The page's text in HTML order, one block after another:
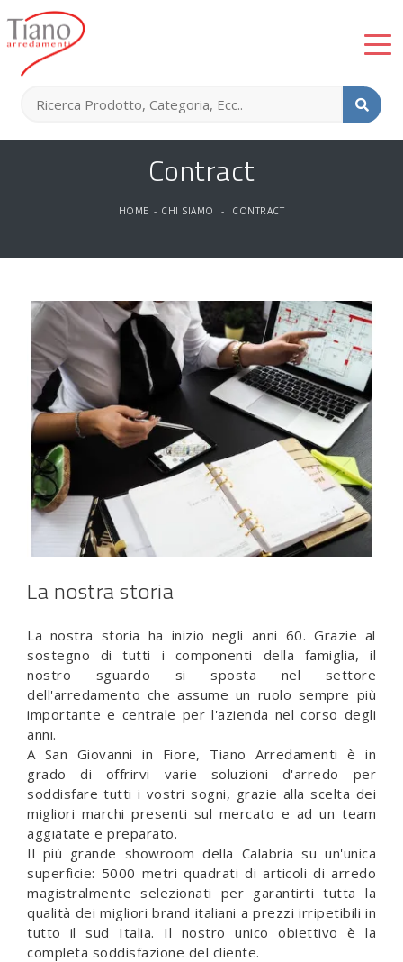
Contract
HOME - CHI SIAMO - CONTRACT
La nostra storia
La nostra storia ha inizio negli anni 60. Grazie al
sostegno di tutti i componenti della famiglia, il
nostro sguardo si sposta nel settore
dell'arredamento che assume un ruolo sempre più
importante e centrale per l'azienda nel corso degli
anni.
A San Giovanni in Fiore, Tiano Arredamenti è in
grado di offrirvi varie soluzioni d'arredo per
soddisfare tutti i vostri sogni, grazie alla scelta dei
migliori marchi presenti sul mercato e ad un team
aggiatate e preparato.
Il più grande showroom della Calabria su un'unica
superficie: 5000 metri quadrati di articoli di arredo
magistralmente selezionati per garantirti tutta la
qualità dei migliori brand italiani a prezzi irripetibili in
tutto il sud Italia. Il nostro unico obiettivo è la
completa soddisfazione del cliente.